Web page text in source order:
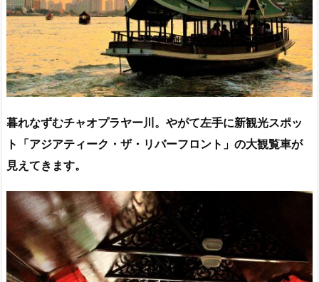
暮れなずむチャオプラヤー川。やがて左手に新観光スポッ
ト「アジアティーク・ザ・リバーフロント」の大観覧車が
見えてきます。